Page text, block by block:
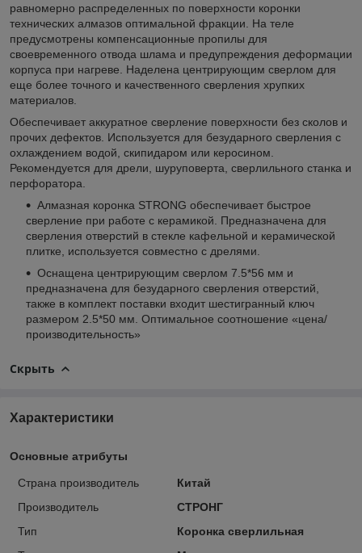
равномерно распределенных по поверхности коронки
технических алмазов оптимальной фракции. На теле
предусмотрены компенсационные пропилы для
своевременного отвода шлама и предупреждения деформации
корпуса при нагреве. Наделена центрирующим сверлом для
еще более точного и качественного сверления хрупких
материалов.
Обеспечивает аккуратное сверление поверхности без сколов и
прочих дефектов. Используется для безударного сверления с
охлаждением водой, скипидаром или керосином.
Рекомендуется для дрели, шуруповерта, сверлильного станка и
перфоратора.
Алмазная коронка STRONG обеспечивает быстрое
сверление при работе с керамикой. Предназначена для
сверления отверстий в стекле кафельной и керамической
плитке, используется совместно с дрелями.
Оснащена центрирующим сверлом 7.5*56 мм и
предназначена для безударного сверления отверстий,
также в комплект поставки входит шестигранный ключ
размером 2.5*50 мм. Оптимальное соотношение «цена/
производительность»
Скрыть
Характеристики
Основные атрибуты
Страна производитель
Китай
Производитель
СТРОНГ
Тип
Коронка сверлильная